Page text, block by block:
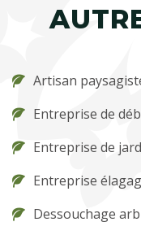
Artisan
Entreprise de
Entreprise de
Entreprise
Dessouchage